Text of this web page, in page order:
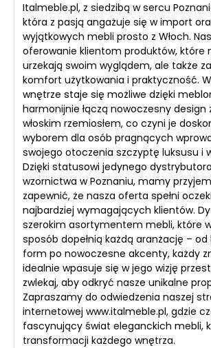
Italmeble.pl, z siedzibą w sercu
która z pasją angażuje się w import
wyjątkowych mebli prosto z Włoch.
oferowanie klientom produktów, które
urzekają swoim wyglądem, ale także
komfort użytkowania i praktyczność.
wnętrze staje się możliwe dzięki
harmonijnie łączą nowoczesny design
włoskim rzemiosłem, co czyni je
wyborem dla osób pragnących
swojego otoczenia szczyptę luksusu i
Dzięki statusowi jedynego
wzornictwa w Poznaniu, mamy
zapewnić, że nasza oferta spełni
najbardziej wymagających klientów.
szerokim asortymentem mebli, które
sposób dopełnią każdą aranżację –
form po nowoczesne akcenty, każdy
idealnie wpasuje się w jego wizję
zwlekaj, aby odkryć nasze unikalne
Zapraszamy do odwiedzenia naszej
internetowej www.italmeble.pl, gdzie
fascynujący świat eleganckich mebli,
transformacji każdego wnętrza.